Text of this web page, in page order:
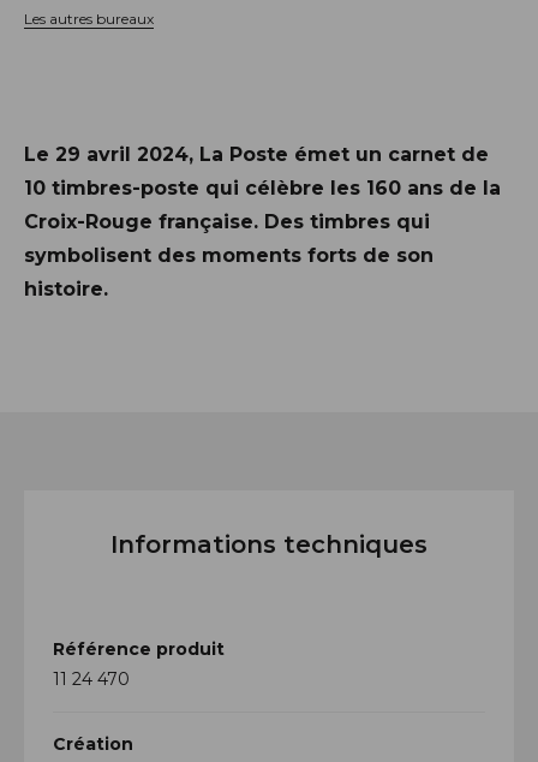
Les autres bureaux
Le 29 avril 2024, La Poste émet un carnet de
10 timbres-poste qui célèbre les 160 ans de la
Croix-Rouge française. Des timbres qui
symbolisent des moments forts de son
histoire.
Informations techniques
Référence produit
11 24 470
Création